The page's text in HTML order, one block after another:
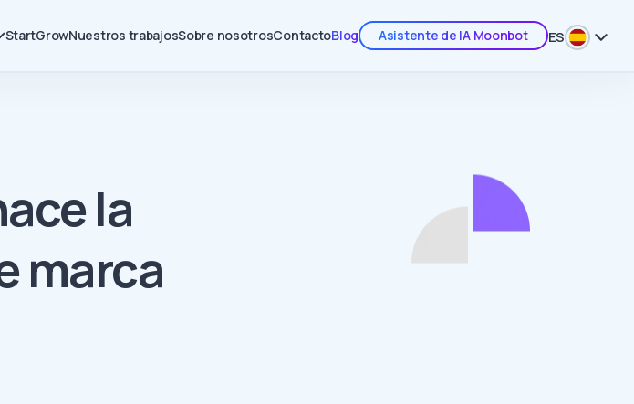
StartGrowNuestros trabajosSobre nosotrosContactoBlog Asistente de IA Moonbot ES
la
marca